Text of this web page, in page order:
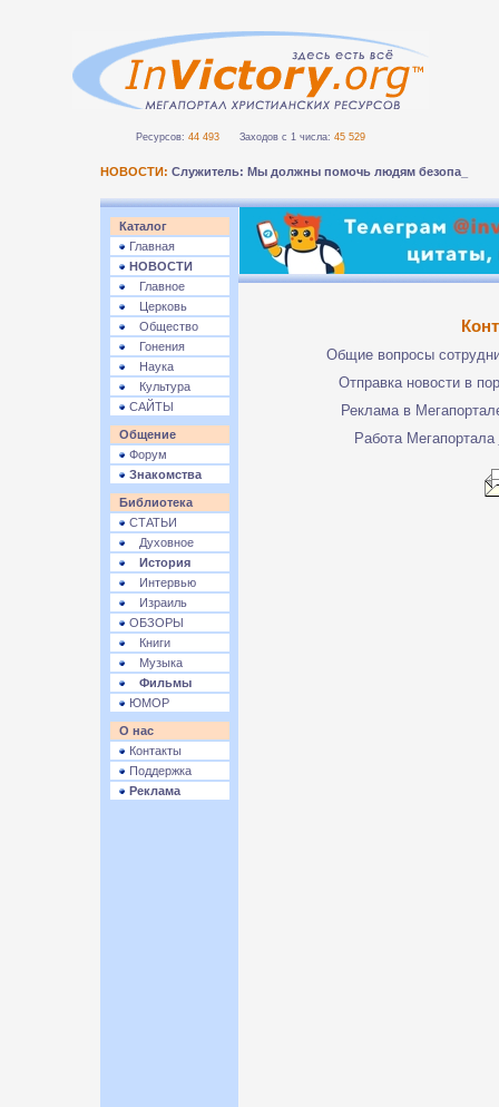
Ресурсов: 44 493 Заходов с 1 числа: 45 529
НОВОСТИ: Служитель: Мы должны помочь людям безопасно
Каталог
Главная
НОВОСТИ
Главное
Церковь
Общество
Гонения
Наука
Культура
САЙТЫ
Общение
Форум
Знакомства
Библиотека
СТАТЬИ
Духовное
История
Интервью
Израиль
ОБЗОРЫ
Книги
Музыка
Фильмы
ЮМОР
О нас
Контакты
Поддержка
Реклама
Общие вопросы
Отправка новости в
Реклама в
Работа Мегапортала